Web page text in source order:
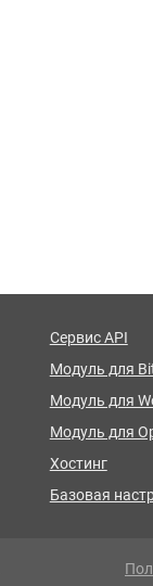
Сервис API
Модуль для
Модуль для
Модуль для
Хостинг
Базовая